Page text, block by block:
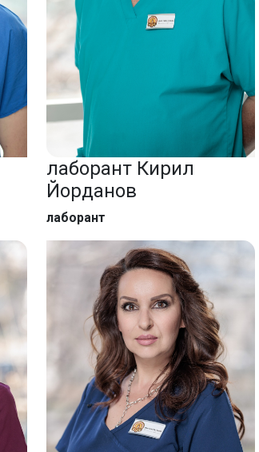
лаборант Кирил
Йорданов
лаборант